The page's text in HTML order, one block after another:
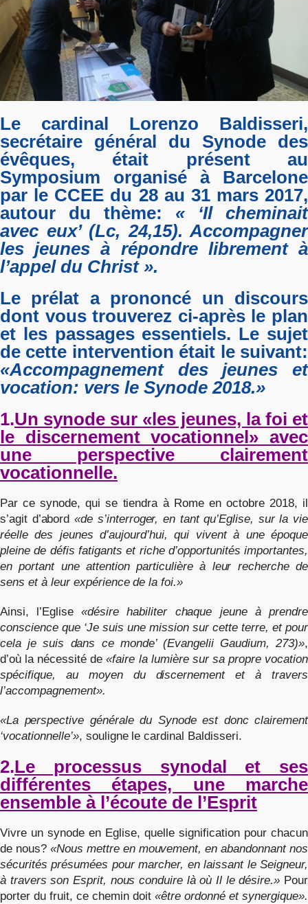
Le cardinal Lorenzo Baldisseri,
secrétaire général du Synode des
évêques, était présent au
Symposium organisé à Barcelone
par le CCEE du 28 au 31 mars 2017,
autour du thème: « ‘Il cheminait
avec eux’ (Lc, 24,15). Accompagner
les jeunes à répondre librement à
l’appel du Christ ».
Le prélat a prononcé un discours
dont vous trouverez ci-après le plan
et les passages essentiels. Le sujet
de cette intervention était le suivant:
«Accompagnement des jeunes et
vocation: vers le Synode 2018.»
1.Un synode sur «les jeunes, la foi et
le discernement vocationnel» avec
une perspective clairement
vocationnelle.
Par ce synode, qui se tiendra à Rome en octobre 2018, il
s’agit d’abord«de s’interroger, en tant qu’Eglise, sur la vie
réelle des jeunes d’aujourd’hui, qui vivent à une époque
pleine de défis fatigants et riche d’opportunités importantes,
en portant une attention particulière à leur recherche de
sens et à leur expérience de la foi.»
Ainsi, l’Eglise«désire habiliter chaque jeune à prendre
conscience que ‘Je suis une mission sur cette terre, et pour
cela je suis dans ce monde’ (Evangelii Gaudium, 273)»,
d’où la nécessité de«faire la lumière sur sa propre vocation
spécifique, au moyen du discernement et à travers
l’accompagnement».
«La perspective générale du Synode est donc clairement
‘vocationnelle’», souligne le cardinal Baldisseri.
2.Le processus synodal et ses
différentes étapes, une marche
ensemble à l’écoute de l’Esprit
Vivre un synode en Eglise, quelle signification pour chacun
de nous? «Nous mettre en mouvement, en abandonnant nos
sécurités présumées pour marcher, en laissant le Seigneur,
à travers son Esprit, nous conduire là où Il le désire.» Pour
porter du fruit, ce chemin doit«être ordonné et synergique».